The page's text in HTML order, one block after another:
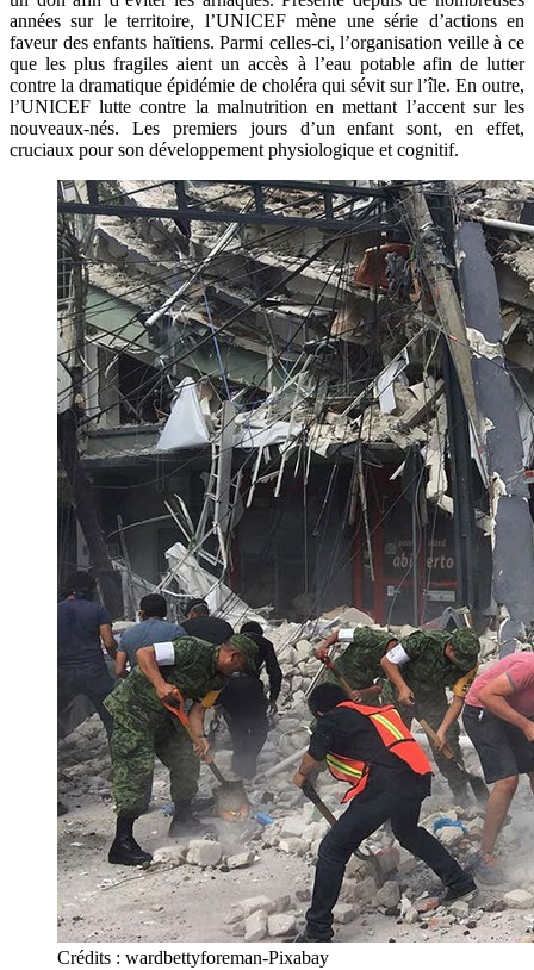
années sur le territoire, l’UNICEF mène une série d’actions en
faveur des enfants haïtiens. Parmi celles-ci, l’organisation veille à ce
que les plus fragiles aient un accès à l’eau potable afin de lutter
contre la dramatique épidémie de choléra qui sévit sur l’île. En outre,
l’UNICEF lutte contre la malnutrition en mettant l’accent sur les
nouveaux-nés. Les premiers jours d’un enfant sont, en effet,
cruciaux pour son développement physiologique et cognitif.
Crédits : wardbettyforeman-Pixabay